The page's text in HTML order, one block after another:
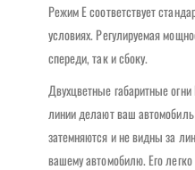
Режим E соответствует
условиях. Регулируемая
спереди, так и сбоку.
Двухцветные габаритные
линии делают ваш автомобиль
затемняются и не видны за
вашему автомобилю. Его